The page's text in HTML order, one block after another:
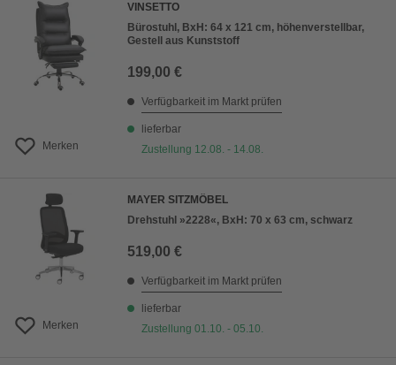
Merken
VINSETTO
Bürostuhl, BxH: 64 x 121 cm, höhenverstellbar,
Gestell aus Kunststoff
199,00 €
Verfügbarkeit im Markt prüfen
lieferbar
Zustellung 12.08. - 14.08.
Merken
MAYER SITZMÖBEL
Drehstuhl »2228«, BxH: 70 x 63 cm, schwarz
519,00 €
Verfügbarkeit im Markt prüfen
lieferbar
Zustellung 01.10. - 05.10.